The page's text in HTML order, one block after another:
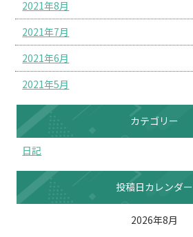
2021年8月
2021年7月
2021年6月
2021年5月
カテゴリー
日記
投稿日カレンダー
2026年8月